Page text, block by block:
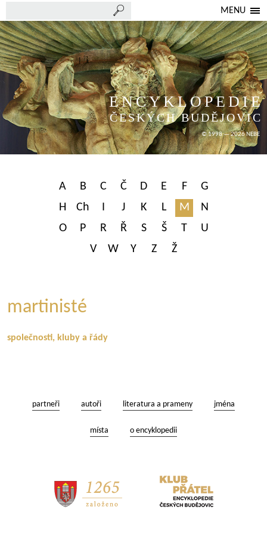
MENU
ENCYKLOPEDIE
ČESKÝCH BUDĚJOVIC
© 1998 — 2026 NEBE
A B C Č D E F
G
H
Ch I J K L M
N
O
P R Ř S Š T
U
V
W Y Z Ž
martinisté
společnosti, kluby a řády
partneři autoři literatura a prameny jména
místa o encyklopedii